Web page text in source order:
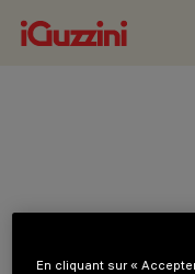
En cliquant sur «